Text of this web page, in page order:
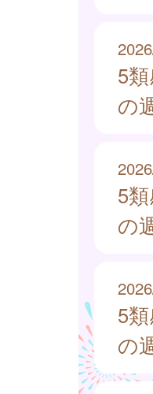
5
の
5
の
5
の